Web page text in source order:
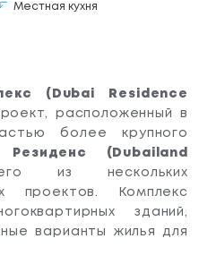
Местная кухня
(Dubai Residence
расположенный в
более крупного
Резиденс (Dubailand
из нескольких
проектов. Комплекс
зданий,
варианты жилья для